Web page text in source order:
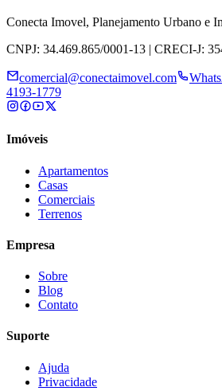
Conecta Imovel, Planejamento Urbano e
CNPJ: 34.469.865/0001-13 | CRECI-J:
comercial@conectaimovel.com
4193-1779
Imóveis
Apartamentos
Casas
Comerciais
Terrenos
Empresa
Sobre
Blog
Contato
Suporte
Ajuda
Privacidade